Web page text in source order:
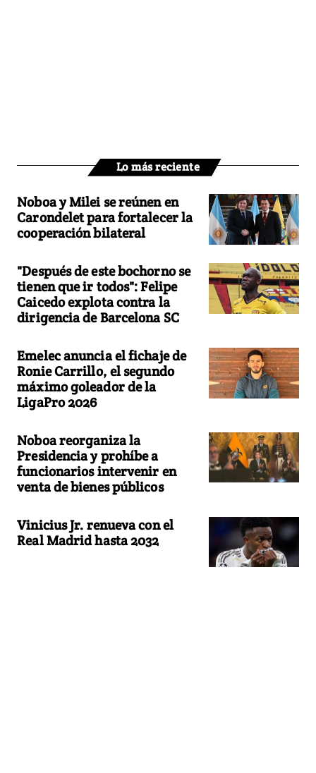
Lo más reciente
Noboa y Milei se reúnen en
Carondelet para fortalecer la
cooperación bilateral
"Después de este bochorno se
tienen que ir todos": Felipe
Caicedo explota contra la
dirigencia de Barcelona SC
Emelec anuncia el fichaje de
Ronie Carrillo, el segundo
máximo goleador de la
LigaPro 2026
Noboa reorganiza la
Presidencia y prohíbe a
funcionarios intervenir en
venta de bienes públicos
Vinicius Jr. renueva con el
Real Madrid hasta 2032